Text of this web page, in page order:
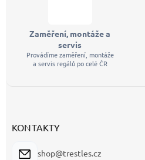
Zaměření, montáže a
servis
Provádíme zaměření, montáže
a servis regálů po celé ČR
KONTAKTY
shop@trestles.cz